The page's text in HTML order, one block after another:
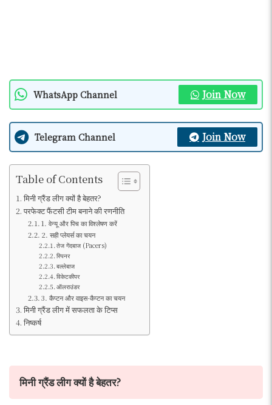
WhatsApp Channel Join Now
Telegram Channel Join Now
Table of Contents
मिनी ग्रैंड लीग क्यों है बेहतर?
परफेक्ट फैंटसी टीम बनाने की रणनीति
1. वेन्यू और पिच का विश्लेषण करें
2. सही प्लेयर्स का चयन
तेज गेंदबाज (Pacers)
स्पिनर
बल्लेबाज
विकेटकीपर
ऑलराउंडर
3. कैप्टन और वाइस-कैप्टन का चयन
मिनी ग्रैंड लीग में सफलता के टिप्स
निष्कर्ष
मिनी ग्रैंड लीग क्यों है बेहतर?